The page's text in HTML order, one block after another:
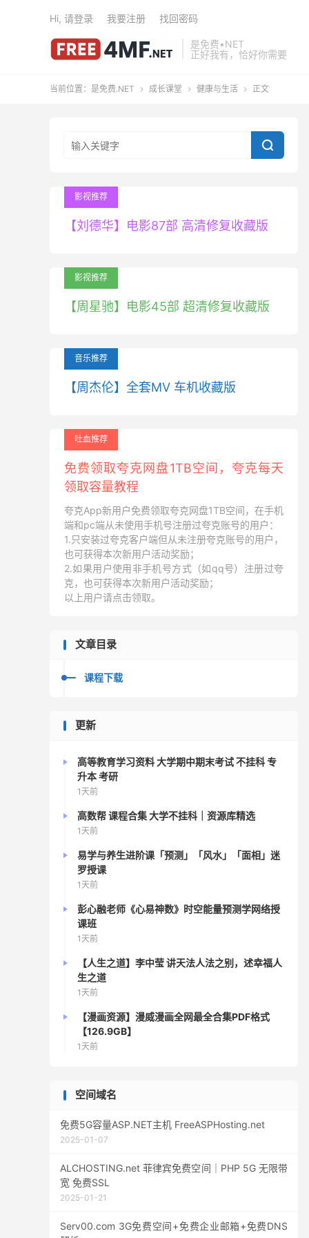
是免费•NET
正好我有，恰好你需要
Hi, 请登录 我要注册 找回密码
当前位置： 是免费.NET  成长课堂  健康与生活  正文

影视推荐
【刘德华】电影87部 高清修复收藏版
影视推荐
【周星驰】电影45部 超清修复收藏版
音乐推荐
【周杰伦】全套MV 车机收藏版
吐血推荐
免费领取夸克网盘1TB空间，夸克每天
领取容量教程
夸克App新用户免费领取夸克网盘1TB空间，在手机
端和pc端从未使用手机号注册过夸克账号的用户：
1.只安装过夸克客户端但从未注册夸克账号的用户，
也可获得本次新用户活动奖励；
2.如果用户使用非手机号方式（如qq号）注册过夸
克，也可获得本次新用户活动奖励；
以上用户请点击领取。
文章目录
课程下载
更新
高等教育学习资料 大学期中期末考试 不挂科 专
升本 考研
1天前
高数帮 课程合集 大学不挂科｜资源库精选
1天前
易学与养生进阶课「预测」「风水」「面相」迷
罗授课
1天前
彭心融老师《心易神数》时空能量预测学网络授
课班
1天前
【人生之道】李中莹 讲天法人法之别，述幸福人
生之道
1天前
【漫画资源】漫威漫画全网最全合集PDF格式
【126.9GB】
1天前
空间域名
免费5G容量ASP.NET主机 FreeASPHosting.net
2025-01-07
ALCHOSTING.net 菲律宾免费空间｜PHP 5G 无限带
宽 免费SSL
2025-01-21
Serv00.com 3G免费空间+免费企业邮箱+免费DNS